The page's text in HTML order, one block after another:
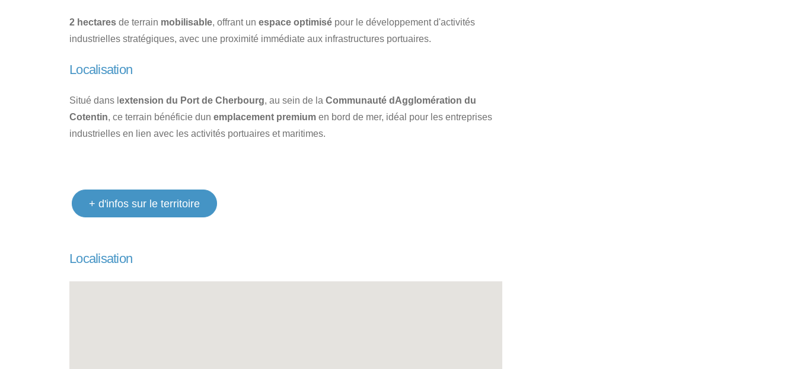
2 hectares de terrain mobilisable, offrant un espace optimisé pour le développement d'activités
industrielles stratégiques, avec une proximité immédiate aux infrastructures portuaires.
Localisation
Situé dans l extension du Port de Cherbourg, au sein de la Communauté dAgglomération du
Cotentin, ce terrain bénéficie dun emplacement premium en bord de mer, idéal pour les entreprises
industrielles en lien avec les activités portuaires et maritimes.
+ d'infos sur le territoire
Localisation